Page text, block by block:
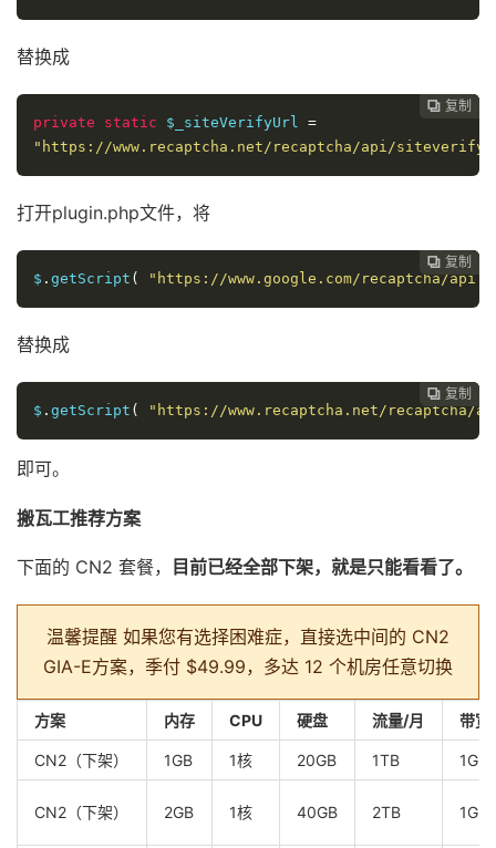
替换成
 复制
 复制
 复制
 复制
 复制
private
static $_siteVerifyUrl
=
"https://www.recaptcha.net/recaptcha/api/
打开plugin.php文件，将
 复制
 复制
 复制
 复制
$ . getScript ( "https://www.google.com/recaptcha/
替换成
 复制
 复制
 复制
$ . getScript ( "https://www.recaptcha.net/recaptcha/
即可。
搬瓦工推荐方案
下面的 CN2 套餐， 目前已经全部下架，就是只能看看了。
温馨提醒 如果您有选择困难症，直接选中间的 CN2
GIA-E方案，季付 $49.99，多达 12 个机房任意切换
方案 内存 CPU 硬盘 流量/月 带宽
CN2（下架） 1GB 1核 20GB 1TB
CN2（下架） 2GB 1核 40GB 2TB